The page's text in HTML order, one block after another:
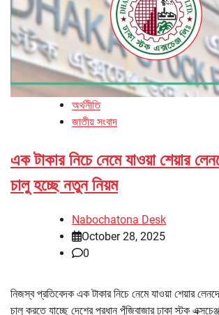
অর্থনীতি
জাতীয় সংবাদ
এক টাকার নিচে নেমে যাওয়া শেয়ার
চালু হচ্ছে নতুন নিয়ম
Nabochatona Desk
October 28, 2025
0
নিজস্ব প্রতিবেদক এক টাকার নিচে নেমে যাওয়া শেয়ার
চালু করতে যাচ্ছে দেশের প্রধান পুঁজিবাজার ঢাকা স্টক